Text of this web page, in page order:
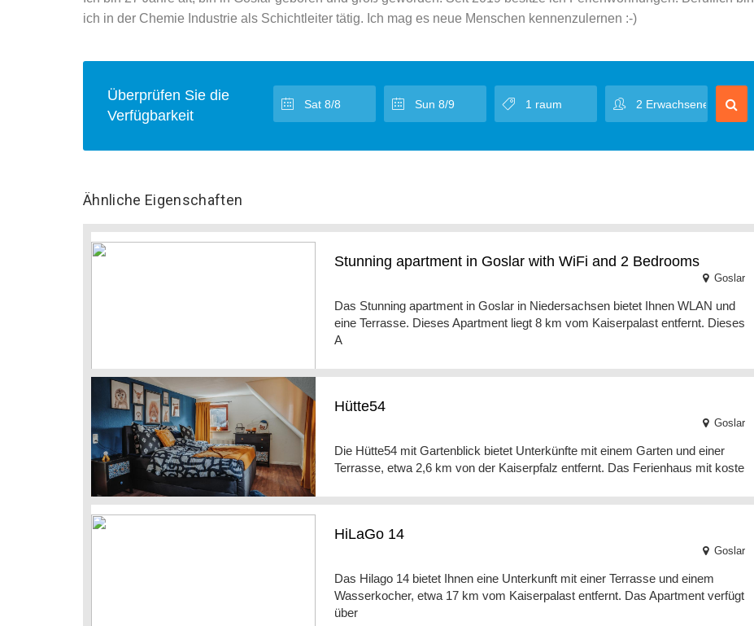
ich in der Chemie Industrie als Schichtleiter tätig. Ich mag es neue Menschen kennenzulernen :-)
Überprüfen Sie die
Verfügbarkeit
Ähnliche Eigenschaften
Stunning apartment in Goslar with WiFi and 2 Bedrooms
Goslar
Das Stunning apartment in Goslar in Niedersachsen bietet Ihnen WLAN und
eine Terrasse. Dieses Apartment liegt 8 km vom Kaiserpalast entfernt. Dieses
A
Hütte54
Goslar
Die Hütte54 mit Gartenblick bietet Unterkünfte mit einem Garten und einer
Terrasse, etwa 2,6 km von der Kaiserpfalz entfernt. Das Ferienhaus mit koste
HiLaGo 14
Goslar
Das Hilago 14 bietet Ihnen eine Unterkunft mit einer Terrasse und einem
Wasserkocher, etwa 17 km vom Kaiserpalast entfernt. Das Apartment verfügt
über